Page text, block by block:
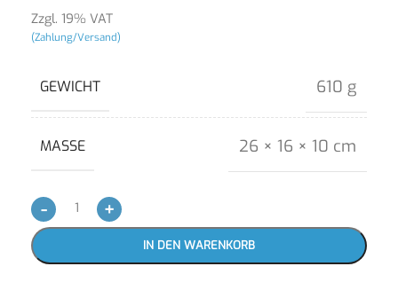
Zzgl. 19% VAT
(Zahlung/Versand)
GEWICHT 610 g
MASSE 26 × 16 × 10 cm
- +
IN DEN WARENKORB